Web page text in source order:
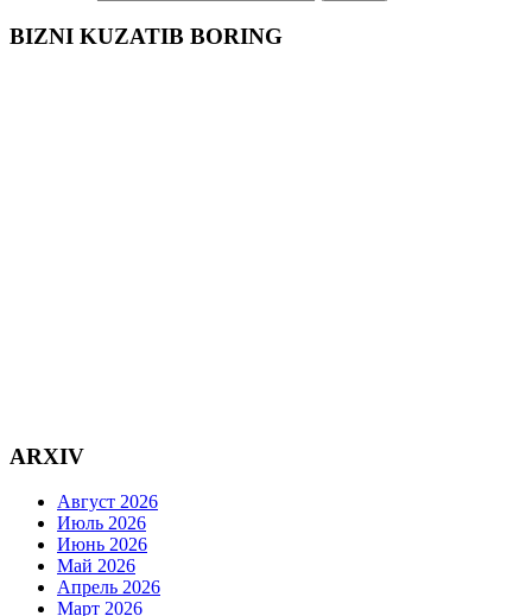
BIZNI KUZATIB BORING
ARXIV
Август 2026
Июль 2026
Июнь 2026
Май 2026
Апрель 2026
Март 2026